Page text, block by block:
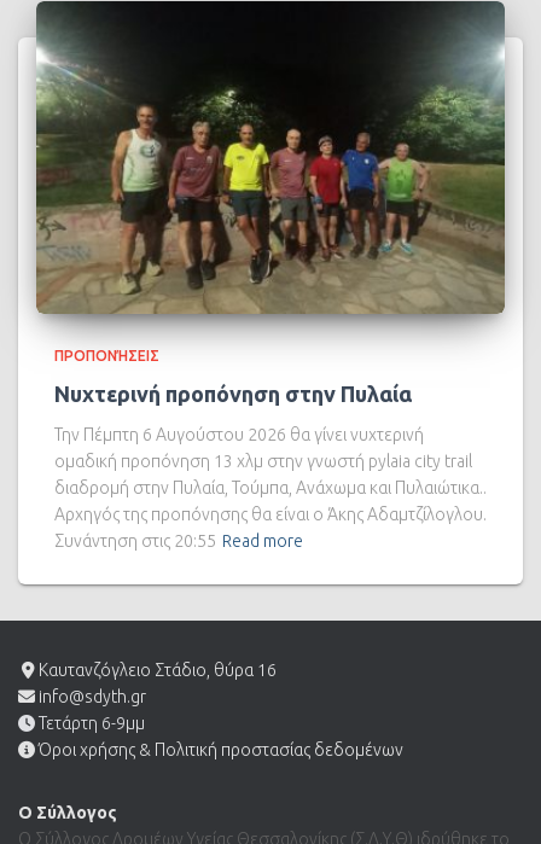
ΠΡΟΠΟΝΉΣΕΙΣ
Νυχτερινή προπόνηση στην Πυλαία
Την Πέμπτη 6 Αυγούστου 2026 θα γίνει νυχτερινή
ομαδική προπόνηση 13 χλμ στην γνωστή pylaia city trail
διαδρομή στην Πυλαία, Τούμπα, Ανάχωμα και Πυλαιώτικα..
Αρχηγός της προπόνησης θα είναι ο Άκης Αδαμτζίλογλου.
Συνάντηση στις 20:55 Read more
Καυτανζόγλειο Στάδιο, θύρα 16
info@sdyth.gr
Τετάρτη 6-9μμ
Όροι χρήσης & Πολιτική προστασίας δεδομένων
Ο Σύλλογος
Ο Σύλλογος Δρομέων Υγείας Θεσσαλονίκης (Σ.Δ.Υ.Θ) ιδρύθηκε το